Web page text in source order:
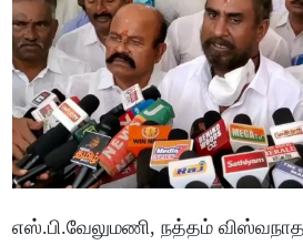
எஸ்.பி.வேலுமணி, நத்தம்